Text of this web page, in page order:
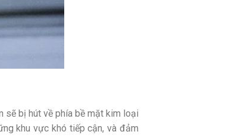
sẽ bị hút về phía bề mặt kim loại
khu vực khó tiếp cận, và đảm